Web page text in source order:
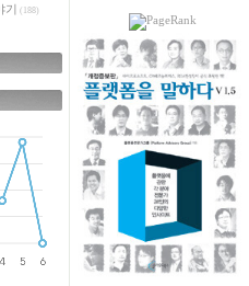
기 (188)